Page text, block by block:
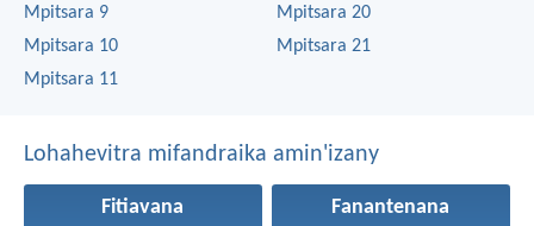
Mpitsara 9
Mpitsara 10
Mpitsara 11
Mpitsara 20
Mpitsara 21
Lohahevitra mifandraika amin'izany
Fitiavana Fanantenana